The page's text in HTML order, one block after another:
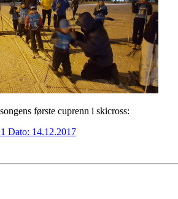
første cuprenn i skicross:
Dato: 14.12.2017